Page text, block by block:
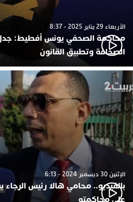
الأربعاء 29 يناير 2025 - 8:37
محاكمة الصحفي يونس أفطيط:
الصحافة وتطبيق القانون
الإثنين 30 ديسمبر 2024 - 6:13
بالفيديو.. محامي هالا رئيس
على محاكمته